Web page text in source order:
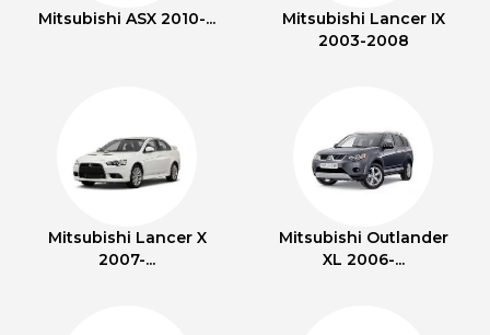
Mitsubishi ASX 2010-...
Mitsubishi Lancer IX
2003-2008
Mitsubishi Lancer X
2007-...
Mitsubishi Outlander
XL 2006-...